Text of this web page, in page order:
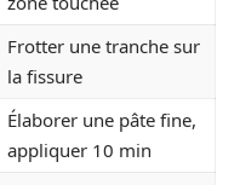
Frotter une tranche sur
la fissure
Élaborer une pâte fine,
appliquer 10 min